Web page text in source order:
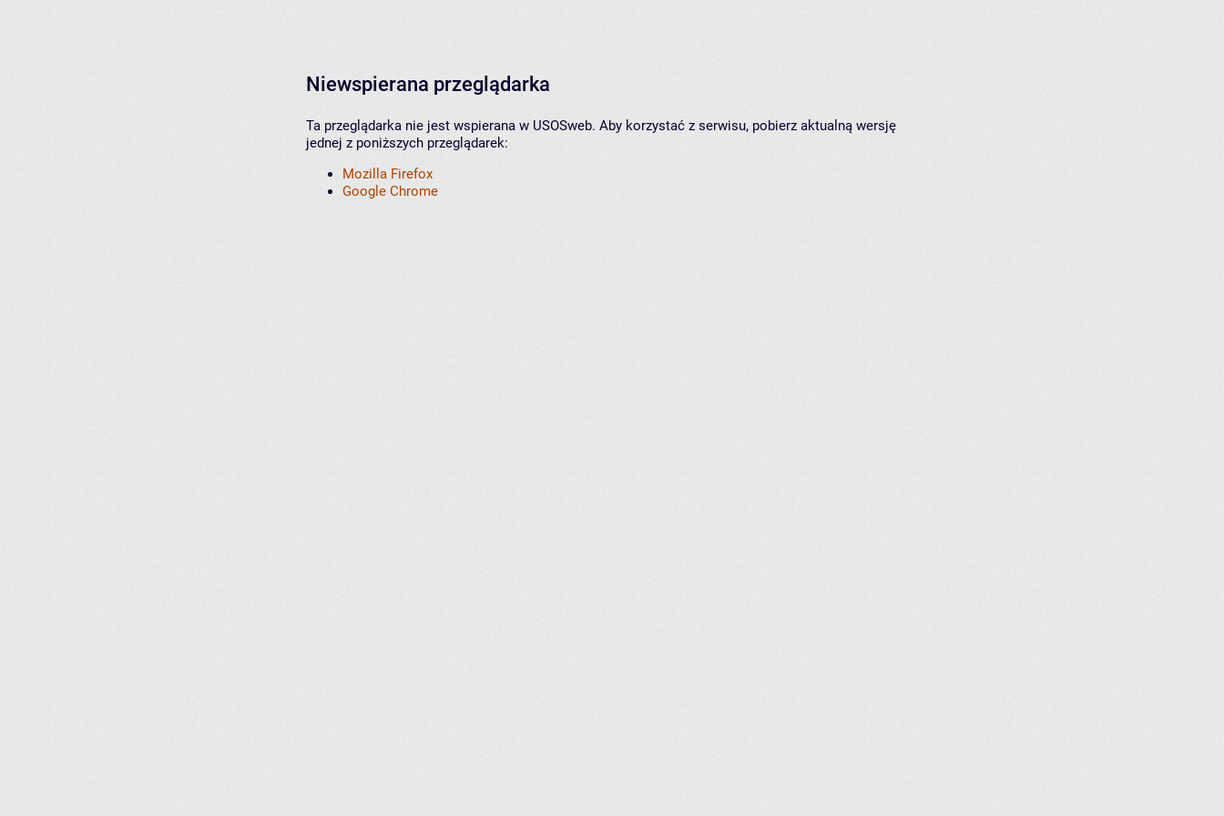
Niewspierana przeglądarka
Ta przeglądarka nie jest wspierana w USOSweb. Aby korzystać z serwisu, pobierz aktualną wersję
jednej z poniższych przeglądarek:
Mozilla Firefox
Google Chrome